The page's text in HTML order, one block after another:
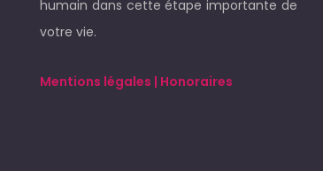
humain dans cette étape importante de
votre vie.
Mentions légales | Honoraires